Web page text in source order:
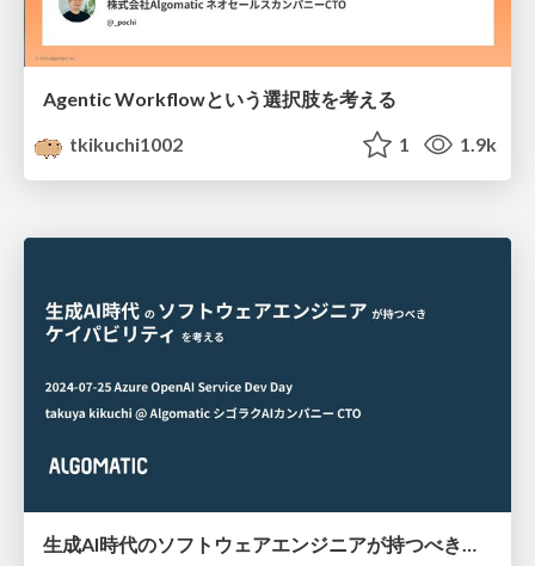
Agentic Workflowという選択肢を考える
tkikuchi1002
1 1.9k
生成AI時代のソフトウェアエンジニアが持つべきケイパビリティを考える